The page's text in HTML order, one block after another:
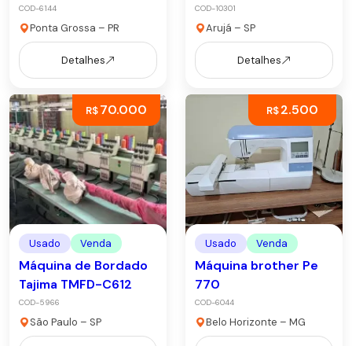
COD-6144
Ponta Grossa – PR
Detalhes
COD-10301
Arujá – SP
Detalhes
R$70.000
Usado Venda
Máquina de Bordado
Tajima TMFD-C612
COD-5966
São Paulo – SP
R$2.500
Usado Venda
Máquina brother Pe
770
COD-6044
Belo Horizonte – MG